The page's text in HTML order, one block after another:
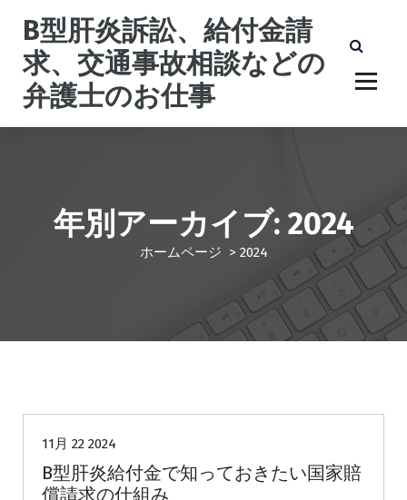
ス
B型肝炎訴訟、給付金請
求、交通事故相談などの
弁護士のお仕事
年別アーカイブ: 2024
ホームページ > 2024
11月 22 2024
B型肝炎給付金で知っておきたい国家賠
償請求の仕組み